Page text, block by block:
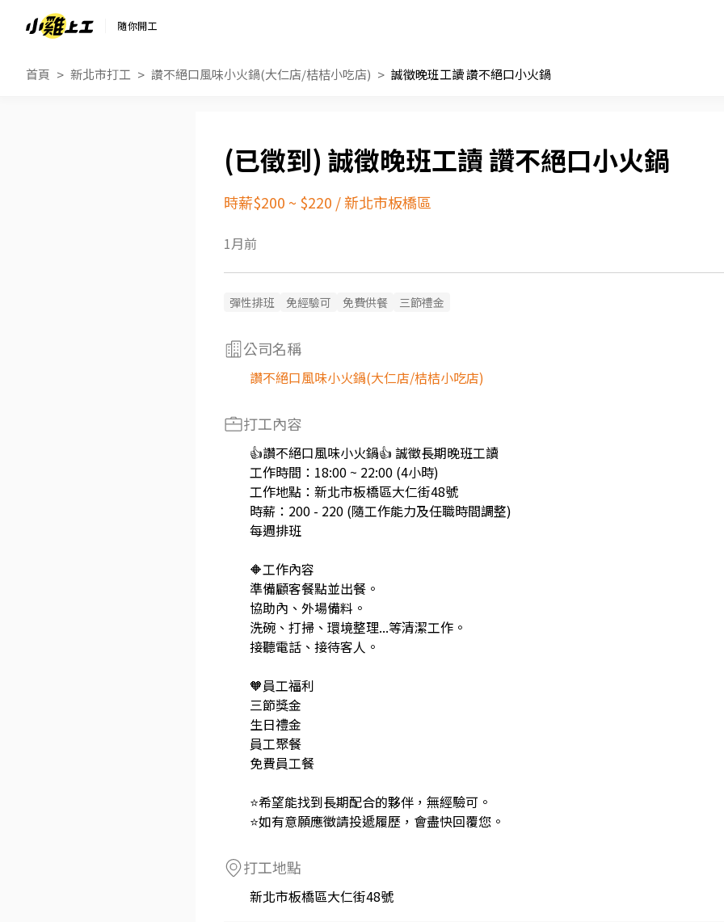
隨你開工
首頁 新北市打工 讚不絕口風味小火鍋(大仁店/桔桔小吃店) 誠徵晚班工讀 讚不絕口小火鍋
誠徵晚班工讀 讚不絕口小火鍋
時薪$200 ~ $220 /新北市板橋區
1月前
彈性排班 免經驗可 免費供餐 三節禮金
公司名稱
讚不絕口風味小火鍋(大仁店/桔桔小吃店)
打工內容
👍讚不絕口風味小火鍋👍 誠徵長期晚班工讀
工作時間：18:00 ~ 22:00 (4小時)
工作地點：新北市板橋區大仁街48號
時薪：200 - 220 (隨工作能力及任職時間調整)
每週排班
🔶工作內容
準備顧客餐點並出餐。
協助內、外場備料。
洗碗、打掃、環境整理...等清潔工作。
接聽電話、接待客人。
🧡員工福利
三節獎金
生日禮金
員工聚餐
免費員工餐
⭐希望能找到長期配合的夥伴，無經驗可。
⭐如有意願應徵請投遞履歷，會盡快回覆您。
打工地點
新北市板橋區大仁街48號